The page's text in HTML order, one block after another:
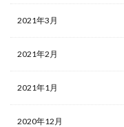
2021年3月
2021年2月
2021年1月
2020年12月